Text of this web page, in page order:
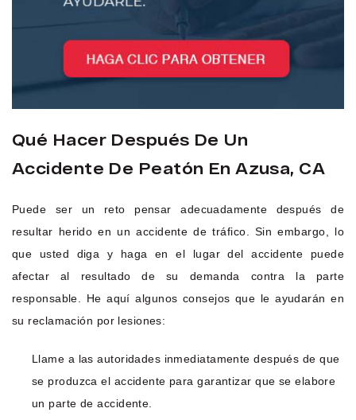
Qué Hacer Después De Un
Accidente De Peatón En Azusa, CA
Puede ser un reto pensar adecuadamente después de
resultar herido en un accidente de tráfico. Sin embargo, lo
que usted diga y haga en el lugar del accidente puede
afectar al resultado de su demanda contra la parte
responsable. He aquí algunos consejos que le ayudarán en
su reclamación por lesiones:
Llame a las autoridades inmediatamente después de que
se produzca el accidente para garantizar que se elabore
un parte de accidente.